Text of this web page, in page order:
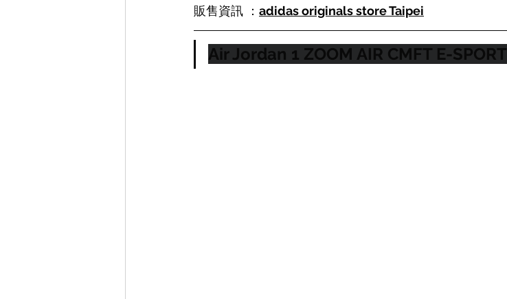
販售資訊 ： adidas originals store Taipei
Air Jordan 1 ZOOM AIR CMFT E-SPORT